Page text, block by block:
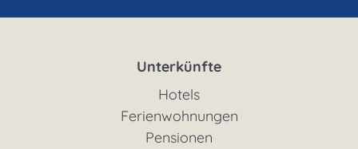
Unterkünfte
Hotels
Ferienwohnungen
Pensionen